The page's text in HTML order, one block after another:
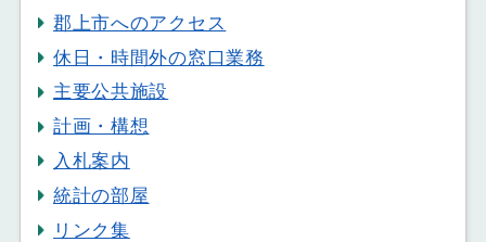
郡上市へのアクセス
休日・時間外の窓口業務
主要公共施設
計画・構想
入札案内
統計の部屋
リンク集